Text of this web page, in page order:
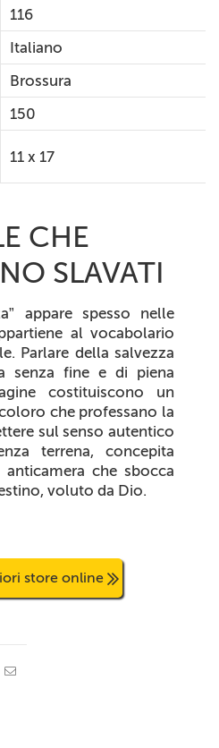
116
Italiano
Brossura
150
11 x 17
CHE
SLAVATI
appare spesso nelle
al vocabolario
Parlare della salvezza
senza fine e di piena
costituiscono un
che professano la
sul senso autentico
terrena, concepita
che sbocca
voluto da Dio.
store online